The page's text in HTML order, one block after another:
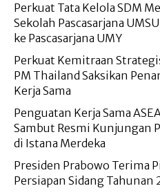
Perkuat Tata Kelola SDM
Sekolah Pascasarjana
ke Pascasarjana UMY
Perkuat Kemitraan
PM Thailand Saksikan
Kerja Sama
Penguatan Kerja Sama
Sambut Resmi Kunjungan
di Istana Merdeka
Presiden Prabowo Terima
Persiapan Sidang Tahunan